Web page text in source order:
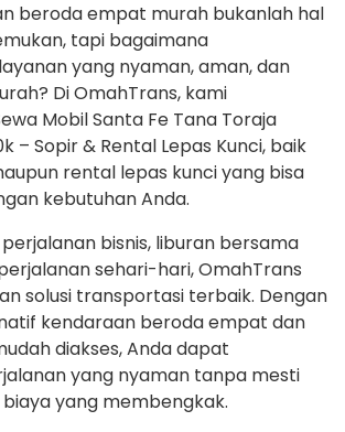
beroda empat murah bukanlah hal
tapi bagaimana
yang nyaman, aman, dan
Di OmahTrans, kami
Mobil Santa Fe Tana Toraja
– Sopir & Rental Lepas Kunci, baik
rental lepas kunci yang bisa
kebutuhan Anda.
bisnis, liburan bersama
sehari-hari, OmahTrans
solusi transportasi terbaik. Dengan
kendaraan beroda empat dan
diakses, Anda dapat
yang nyaman tanpa mesti
yang membengkak.